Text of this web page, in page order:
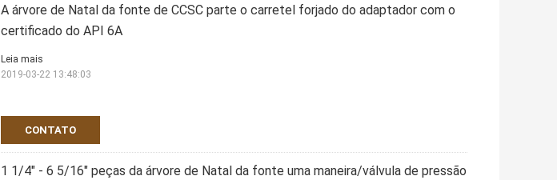
A árvore de Natal da fonte de CCSC parte o carretel forjado do adaptador com o
certificado do API 6A
CONTATO
Leia mais
2019-03-22 13:48:03
1 1/4" - 6 5/16" peças da árvore de Natal da fonte uma maneira/válvula de pressão